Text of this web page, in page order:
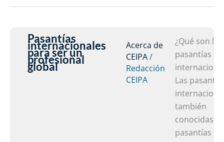
Pasantías
internacionales
para ser un
profesional
global
Acerca de
CEIPA/
Redacción
CEIPA
¿Qué son las
pasantías
Las
también
conocidas
pasantías